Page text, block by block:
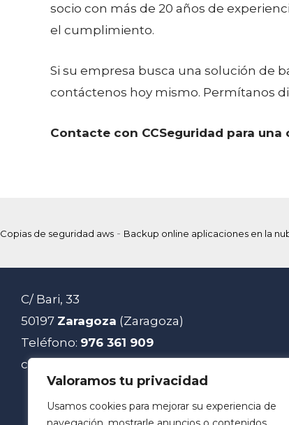
Valoramos tu privacidad
Usamos cookies para mejorar su experiencia de
socio con más de 20 años de
el cumplimiento.
Si su empresa busca una solución de
contáctenos hoy mismo. Permítanos
Contacte con CCSeguridad para
Copias de seguridad aws - Backup online aplicaciones en la
C/ Bari, 33
50197 Zaragoza (Zaragoza)
Teléfono: 976 361 909
carrie@carrie.es